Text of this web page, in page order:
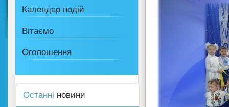
Календар подій
Вітаємо
Оголошення
Останні новини